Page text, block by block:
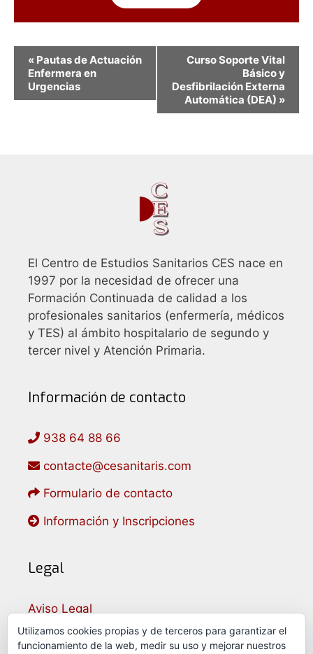
v
« Pautas de Actuación
Enfermera en
Urgencias
Curso Soporte Vital
Básico y
Desfibrilación Externa
Automática (DEA) »
El Centro de Estudios Sanitarios CES nace en
1997 por la necesidad de ofrecer una
Formación Continuada de calidad a los
profesionales sanitarios (enfermería, médicos
y TES) al ámbito hospitalario de segundo y
tercer nivel y Atención Primaria.
Información de contacto
938 64 88 66
contacte@cesanitaris.com
Formulario de contacto
Información y Inscripciones
Legal
Aviso Legal
Política de Privacidad
Política de Cookies
Utilizamos cookies propias y de terceros para garantizar el
funcionamiento de la web, medir su uso y mejorar nuestros